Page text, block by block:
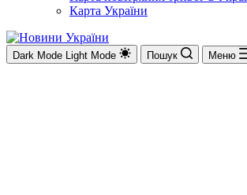
Карта України
Dark Mode Light Mode Пошук Меню